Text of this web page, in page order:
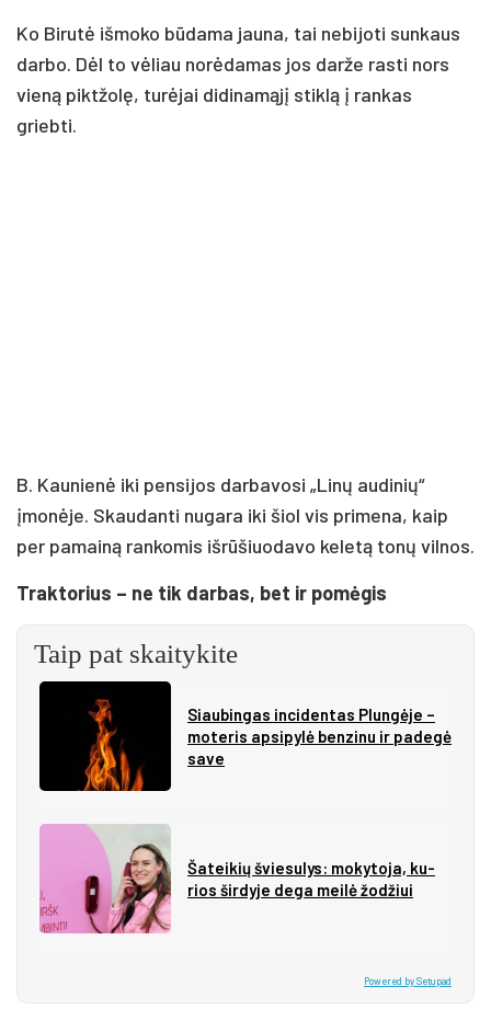
Ko Birutė išmoko būdama jauna, tai nebijoti sunkaus
darbo. Dėl to vėliau norėdamas jos darže rasti nors
vieną piktžolę, turėjai didinamąjį stiklą į rankas
griebti.
B. Kaunienė iki pensijos darbavosi „Linų audinių“
įmonėje. Skaudanti nugara iki šiol vis primena, kaip
per pamainą rankomis išrūšiuodavo keletą tonų vilnos.
Traktorius – ne tik darbas, bet ir pomėgis
Taip pat skaitykite
Siau­bin­gas in­ci­den­tas Plun­gė­je –
mo­te­ris ap­si­py­lė ben­zi­nu ir pa­de­gė
sa­ve
Ša­tei­kių švie­su­lys: mo­ky­to­ja, ku­
rios šir­dy­je de­ga mei­lė žo­džiui
Powered by Setupad